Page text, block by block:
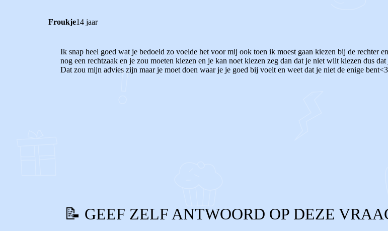
Froukje14 jaar
Ik snap heel goed wat je bedoeld zo voelde het voor mij ook toen ik moest gaan kiezen bij de rechter
nog een rechtzaak en je zou moeten kiezen en je kan noet kiezen zeg dan dat je niet wilt kiezen dus
Dat zou mijn advies zijn maar je moet doen waar je je goed bij voelt en weet dat je niet de enige bent<3
📝 GEEF ZELF ANTWOORD OP DEZE